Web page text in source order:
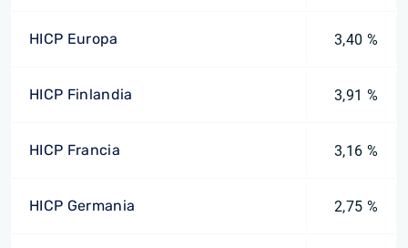
HICP Europa 3,40 %
HICP Finlandia 3,91 %
HICP Francia 3,16 %
HICP Germania 2,75 %